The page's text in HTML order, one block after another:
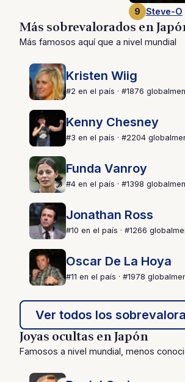
9 Steve-O
Más sobrevalorados en
Más famosos aquí que a nivel mundial
Kristen Wiig
#2 en el país · #1876
Kenny Chesney
#3 en el país · #2204
Funda Vanroy
#4 en el país · #1398
Jonathan Ross
#10 en el país · #1266
Oscar De La Hoya
#11 en el país · #1978
Ver todos los
Joyas ocultas en Japón
Famosos a nivel mundial, menos